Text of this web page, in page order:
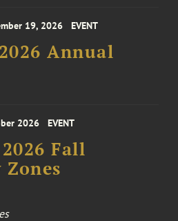
19, 2026 EVENT
Annual
2026 EVENT
Fall